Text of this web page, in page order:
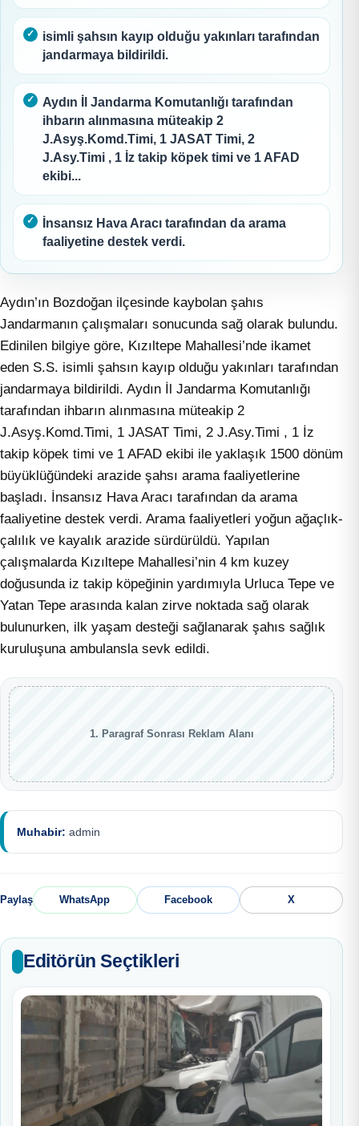
isimli şahsın kayıp olduğu yakınları tarafından
jandarmaya bildirildi.
Aydın İl Jandarma Komutanlığı tarafından
ihbarın alınmasına müteakip 2
J.Asyş.Komd.Timi, 1 JASAT Timi, 2
J.Asy.Timi , 1 İz takip köpek timi ve 1 AFAD
ekibi...
İnsansız Hava Aracı tarafından da arama
faaliyetine destek verdi.
Aydın’ın Bozdoğan ilçesinde kaybolan şahıs
Jandarmanın çalışmaları sonucunda sağ olarak bulundu.
Edinilen bilgiye göre, Kızıltepe Mahallesi’nde ikamet
eden S.S. isimli şahsın kayıp olduğu yakınları tarafından
jandarmaya bildirildi. Aydın İl Jandarma Komutanlığı
tarafından ihbarın alınmasına müteakip 2
J.Asyş.Komd.Timi, 1 JASAT Timi, 2 J.Asy.Timi , 1 İz
takip köpek timi ve 1 AFAD ekibi ile yaklaşık 1500 dönüm
büyüklüğündeki arazide şahsı arama faaliyetlerine
başladı. İnsansız Hava Aracı tarafından da arama
faaliyetine destek verdi. Arama faaliyetleri yoğun ağaçlık-
çalılık ve kayalık arazide sürdürüldü. Yapılan
çalışmalarda Kızıltepe Mahallesi’nin 4 km kuzey
doğusunda iz takip köpeğinin yardımıyla Urluca Tepe ve
Yatan Tepe arasında kalan zirve noktada sağ olarak
bulunurken, ilk yaşam desteği sağlanarak şahıs sağlık
kuruluşuna ambulansla sevk edildi.
1. Paragraf Sonrası Reklam Alanı
Muhabir: admin
Paylaş WhatsApp Facebook X
Editörün Seçtikleri